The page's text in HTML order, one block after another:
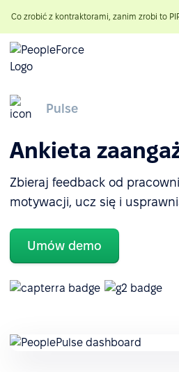
Co zrobić z kontraktorami, zanim zrobi to
Pulse
Ankieta
Zbieraj feedback od
motywacji, ucz się i
Umów demo